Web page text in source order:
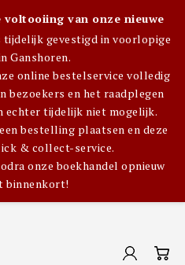
van onze nieuwe
tijdelijk gevestigd in voorlopige
Ganshoren.
online bestelservice volledig
bezoekers en het raadplegen
echter tijdelijk niet mogelijk.
bestelling plaatsen en deze
& collect-service.
onze boekhandel opnieuw
binnenkort!